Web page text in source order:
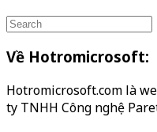
Về Hotromicrosoft:
Hotromicrosoft.com là
ty TNHH Công nghệ